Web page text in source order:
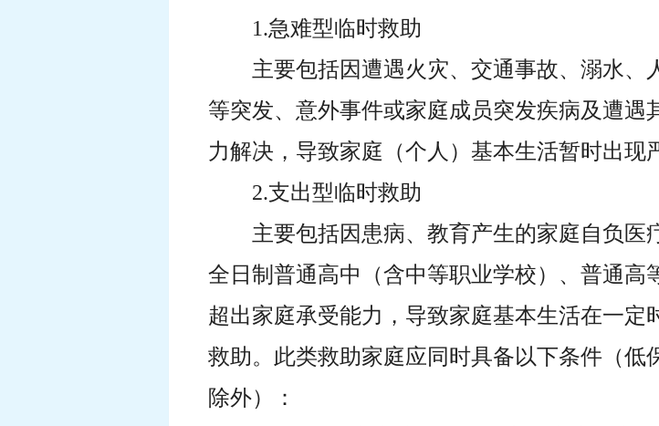
1.急难型临时救助
主要包括因遭遇火灾、交通事故、溺水
等突发、意外事件或家庭成员突发疾病及遭
力解决，导致家庭（个人）基本生活暂时出现
2.支出型临时救助
主要包括因患病、教育产生的家庭自负医
全日制普通高中（含中等职业学校）、普通高
超出家庭承受能力，导致家庭基本生活在一
救助。此类救助家庭应同时具备以下条件（低
除外）：